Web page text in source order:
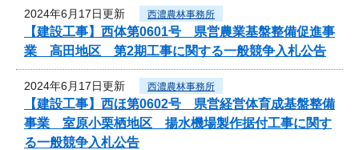
2024年6月17日更新 西濃農林事務所
【建設工事】西体第0601号 県営農業基盤整備促進事
業 高田地区 第2期工事に関する一般競争入札公告
2024年6月17日更新 西濃農林事務所
【建設工事】西ほ第0602号 県営経営体育成基盤整備
事業 室原小栗栖地区 揚水機場製作据付工事に関す
る一般競争入札公告